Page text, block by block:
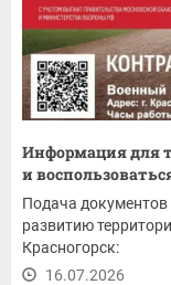
Информация для
и
Подача
развитию
Красногорск:
16.07.2026